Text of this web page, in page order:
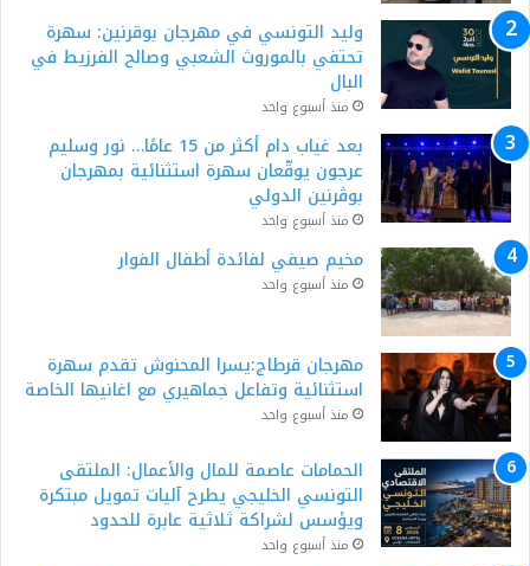
وليد التونسي في مهرجان بوقرنين: سهرة
تحتفي بالموروث الشعبي وصالح الفرزيط في
البال
منذ أسبوع واحد
بعد غياب دام أكثر من 15 عامًا… نور وسليم
عرجون يوقّعان سهرة استثنائية بمهرجان
بوڨرنين الدولي
منذ أسبوع واحد
مخيم صيفي لفائدة أطفال الفوار
منذ أسبوع واحد
مهرجان قرطاج:يسرا المحنوش تقدم سهرة
استثنائية وتفاعل جماهيري مع اغانيها الخاصة
منذ أسبوع واحد
الحمامات عاصمة للمال والأعمال: الملتقى
التونسي الخليجي يطرح آليات تمويل مبتكرة
ويؤسس لشراكة ثلاثية عابرة للحدود
منذ أسبوع واحد